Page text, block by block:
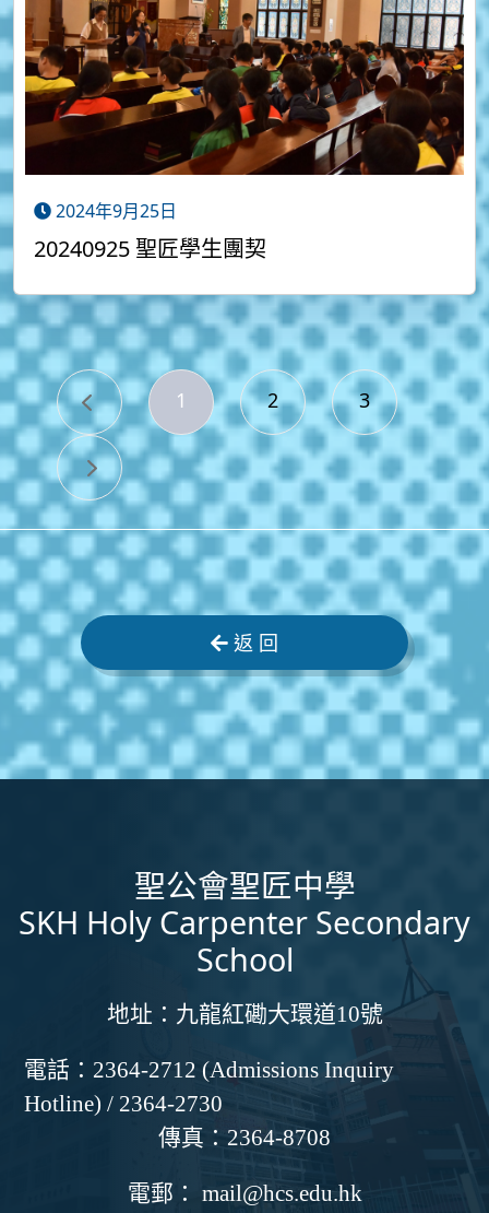
2024年9月25日
20240925 聖匠學生團契
1 2 3
返 回
聖公會聖匠中學
SKH Holy Carpenter Secondary
School
地址： 九龍紅磡大環道10號
電話： 2364-2712 (Admissions Inquiry
Hotline) / 2364-2730
傳真： 2364-8708
電郵： mail@hcs.edu.hk